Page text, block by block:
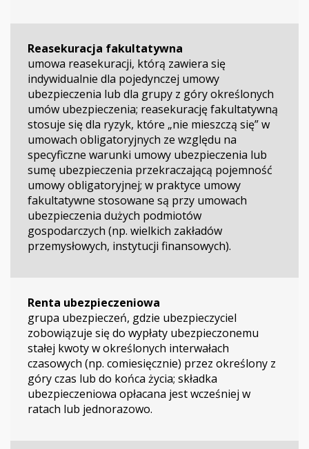
Reasekuracja fakultatywna
umowa reasekuracji, którą zawiera się
indywidualnie dla pojedynczej umowy
ubezpieczenia lub dla grupy z góry określonych
umów ubezpieczenia; reasekurację fakultatywną
stosuje się dla ryzyk, które „nie mieszczą się” w
umowach obligatoryjnych ze względu na
specyficzne warunki umowy ubezpieczenia lub
sumę ubezpieczenia przekraczającą pojemność
umowy obligatoryjnej; w praktyce umowy
fakultatywne stosowane są przy umowach
ubezpieczenia dużych podmiotów
gospodarczych (np. wielkich zakładów
przemysłowych, instytucji finansowych).
Renta ubezpieczeniowa
grupa ubezpieczeń, gdzie ubezpieczyciel
zobowiązuje się do wypłaty ubezpieczonemu
stałej kwoty w określonych interwałach
czasowych (np. comiesięcznie) przez określony z
góry czas lub do końca życia; składka
ubezpieczeniowa opłacana jest wcześniej w
ratach lub jednorazowo.